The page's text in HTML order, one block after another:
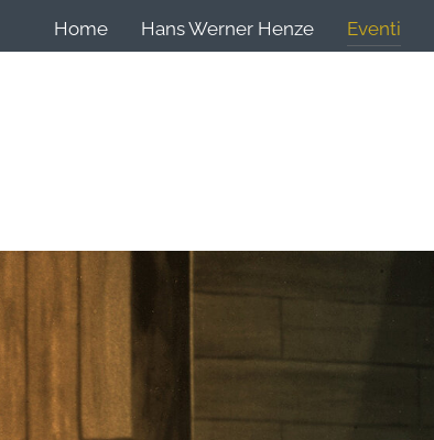
Home Hans Werner Henze Eventi